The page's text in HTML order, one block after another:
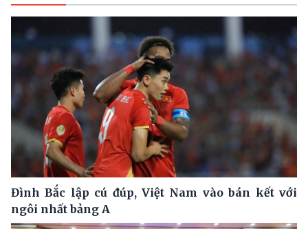
Đình Bắc lập cú đúp, Việt Nam vào bán kết với
ngôi nhất bảng A